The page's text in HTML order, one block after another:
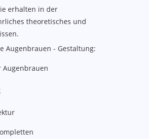
erhalten in der
theoretisches und
Augenbrauen - Gestaltung:
Augenbrauen